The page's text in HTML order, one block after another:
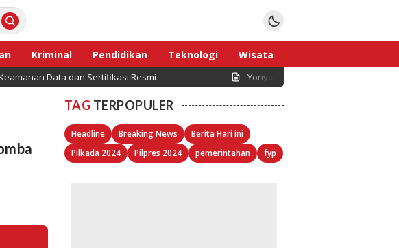
Kriminal Pendidikan Teknologi
Wisata
Sport
Data dan Sertifikasi Resmi Yonyou Network Indonesia Dorong
TAG TERPOPULER
Headline Breaking News
Berita Hari ini
Pilkada 2024
Pilpres 2024 pemerintahan fyp